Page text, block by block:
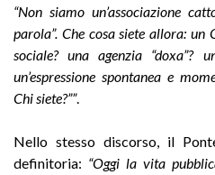
“Non siamo un’associazione
parola”. Che cosa siete allora:
sociale? una agenzia “doxa”?
un’espressione spontanea e
Chi siete?””.
Nello stesso discorso, il
definitoria: “Oggi la vita